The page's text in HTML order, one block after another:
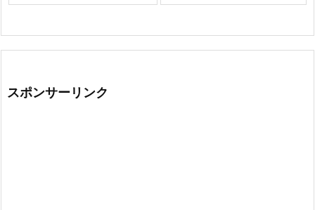
スポンサーリンク